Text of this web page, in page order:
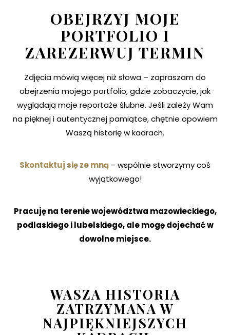
OBEJRZYJ MOJE
PORTFOLIO I
ZAREZERWUJ TERMIN
Zdjęcia mówią więcej niż słowa – zapraszam do
obejrzenia mojego portfolio, gdzie zobaczycie, jak
wyglądają moje reportaże ślubne. Jeśli zależy Wam
na pięknej i autentycznej pamiątce, chętnie opowiem
Waszą historię w kadrach.
Skontaktuj się ze mną– wspólnie stworzymy coś
wyjątkowego!
Pracuję na terenie województwa mazowieckiego,
podlaskiego i lubelskiego, ale mogę dojechać w
dowolne miejsce.
WASZA HISTORIA
ZATRZYMANA W
NAJPIĘKNIEJSZYCH